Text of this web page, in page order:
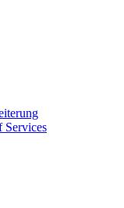
Services